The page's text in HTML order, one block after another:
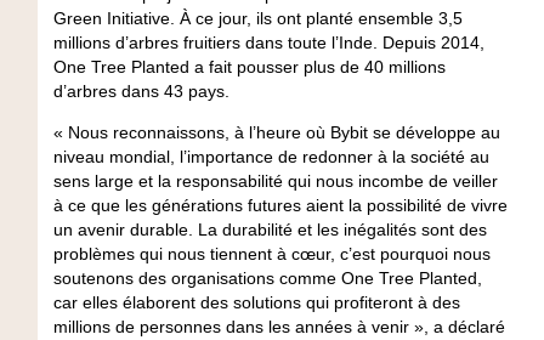
Green Initiative. À ce jour, ils ont planté ensemble 3,5
millions d’arbres fruitiers dans toute l’Inde. Depuis 2014,
One Tree Planted a fait pousser plus de 40 millions
d’arbres dans 43 pays.
« Nous reconnaissons, à l’heure où Bybit se développe au
niveau mondial, l’importance de redonner à la société au
sens large et la responsabilité qui nous incombe de veiller
à ce que les générations futures aient la possibilité de vivre
un avenir durable. La durabilité et les inégalités sont des
problèmes qui nous tiennent à cœur, c’est pourquoi nous
soutenons des organisations comme One Tree Planted,
car elles élaborent des solutions qui profiteront à des
millions de personnes dans les années à venir », a déclaré